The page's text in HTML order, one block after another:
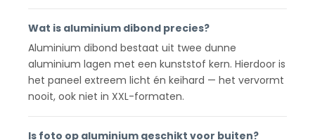
Wat is aluminium dibond precies?
Aluminium dibond bestaat uit twee dunne
aluminium lagen met een kunststof kern. Hierdoor is
het paneel extreem licht én keihard — het vervormt
nooit, ook niet in XXL-formaten.
Is foto op aluminium geschikt voor buiten?